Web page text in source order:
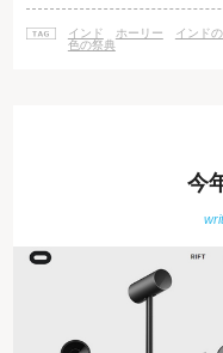
す。なるほど、「春の訪れ」
あれど、どことなく日本の節
インド ホーリー インド
色の祭典
今